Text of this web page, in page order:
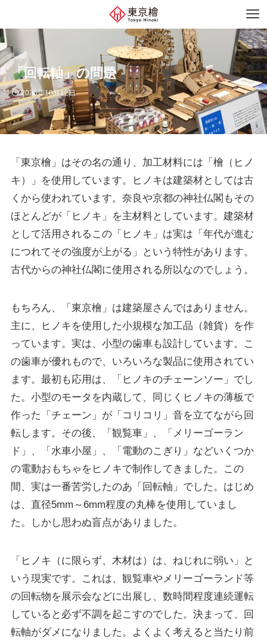
「回転軸」の問題
2025年10月12日
「東京檜」はその名の通り、加工材料には「檜（ヒノ
キ）」を使用しています。ヒノキは建築材としては古
くから使われています。奈良や京都の神社仏閣もその
ほとんどが「ヒノキ」を主材料としています。建築材
として活用されるこの「ヒノキ」は実は「年代が進む
につれてその強度が上がる」という特性があります。
古代からの神社仏閣に使用される所以なのでしょう。
もちろん、「東京檜」は建築屋さんではありません。
主に、ヒノキを使用した小規模な加工品（雑貨）を作
っています。実は、小型の歯車も設計しています。こ
の歯車が優れもので、いろいろな製品に使用されてい
ます。最初も応用は、「ヒノキのチェーンソー」でし
た。小型のモータを内蔵して、同じくヒノキの薄板で
作った「チェーン」が「コリコリ」音を立てながら回
転します。その後、「観覧車」、「メリーゴーラン
ド」、「水車小屋」、「電動のこぎり」などいくつか
の電動おもちゃをヒノキで制作してきました。この
間、実は一番苦労したのあ「回転軸」でした。はじめ
は、直径5mm～6mm程度の丸棒を使用していまし
た。しかし思わぬ盲点がありました。
「ヒノキ（に限らず、木材は）は、ねじれに弱い」と
いう現実です。これは、観覧車やメリーゴーランド等
の回転物を展示会などに出展し、数時間程度連続運転
していると必ず不調を起こすのでした。決まって、回
転軸がダメになりました。よくよく考えると当たり前